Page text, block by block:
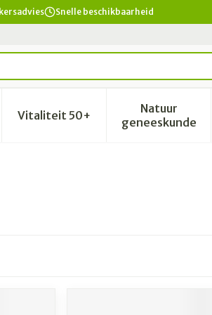
Snelle beschikbaarheid
categorie
en vitamines categorie
voor Zwangerschap en
Vitaliteit 50+Toon submenu voor Vitaliteit
Natuur
geneeskunde
Toon